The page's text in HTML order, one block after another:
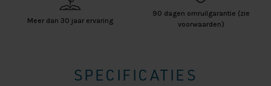
Meer dan 30 jaar ervaring
90 dagen omruilgarantie (zie
voorwaarden)
SPECIFICATIES